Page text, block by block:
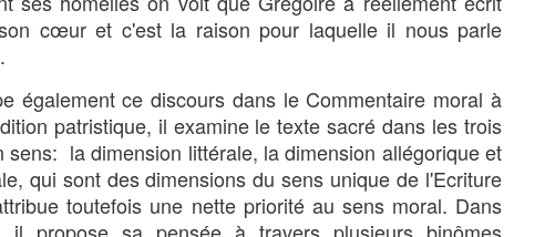
cœur et c'est la raison pour laquelle il nous parle
également ce discours dans le Commentaire moral à
patristique, il examine le texte sacré dans les trois
sens: la dimension littérale, la dimension allégorique et
qui sont des dimensions du sens unique de l'Ecriture
toutefois une nette priorité au sens moral. Dans